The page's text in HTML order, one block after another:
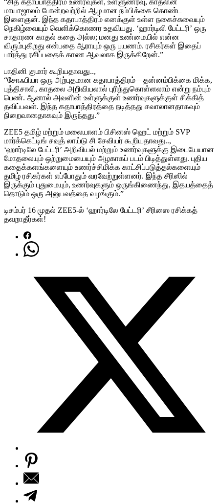
மாயாஜாலம் போன்றவற்றில் ஆழமான நம்பிக்கை கொண்ட
இளைஞன். இந்த கதாபாத்திரம் எனக்குள் உள்ள நகைச்சுவையும்
நெகிழ்வையும் வெளிக்கொணர உதவியது. ‘ஹார்டிலி பேட்டரி’ ஒரு
சாதாரண காதல் கதை அல்ல; மனது உண்மையில் என்ன
விரும்புகிறது என்பதை ஆராயும் ஒரு பயணம். ரசிகர்கள் இதைப்
பார்த்து ரசிப்பதைக் காண ஆவலாக இருக்கிறேன்.”
பாதினி குமார் கூறியதாவது..,
“சோஃபியா ஒரு அற்புதமான கதாபாத்திரம்—தன்னம்பிக்கை மிக்க,
புத்திசாலி, காதலை அறிவியலால் புரிந்துகொள்ளலாம் என்று நம்பும்
பெண். ஆனால் அவளின் உள்ளுக்குள் உணர்வுகளுக்குள் சிக்கித்
தவிப்பவள். இந்த கதாபாத்திரத்தை நடித்தது சவாலானதாகவும்
நிறைவானதாகவும் இருந்தது.”
ZEE5 தமிழ் மற்றும் மலையாளம் பிசினஸ் ஹெட் மற்றும் SVP
மார்க்கெட்டிங் சவுத் லாய்டு சி சேவியர் கூறியதாவது..,
‘ஹார்டிலே பேட்டரி’ அறிவியல் மற்றும் உணர்வுகளுக்கு இடையேயான
மோதலையும் ஒற்றுமையையும் அழகாகப் படம் பிடித்துள்ளது. புதிய
கதைக்களங்களையும் உணர்ச்சிமிக்க காட்சிப்படுத்தல்களையும்
தமிழ் ரசிகர்கள் எப்போதும் வரவேற்றுள்ளனர். இந்த சீரிஸில்
இருக்கும் புதுமையும், உணர்வுகளும் ஒருங்கிணைந்து, இதயத்தைத்
தொடும் ஒரு அனுபவத்தை வழங்கும்.”
டிசம்பர் 16 முதல் ZEE5-ல் ‘ஹார்டிலே பேட்டரி’ சீரிஸை ரசிக்கத்
தவறாதீர்கள்!